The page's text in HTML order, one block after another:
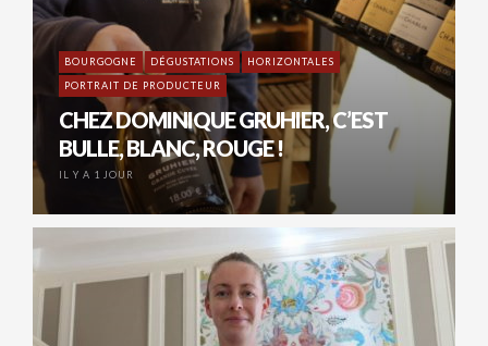
BOURGOGNE DÉGUSTATIONS
HORIZONTALES
PORTRAIT DE PRODUCTEUR
CHEZ DOMINIQUE GRUHIER, C’EST
BULLE, BLANC, ROUGE !
IL Y A 1 JOUR